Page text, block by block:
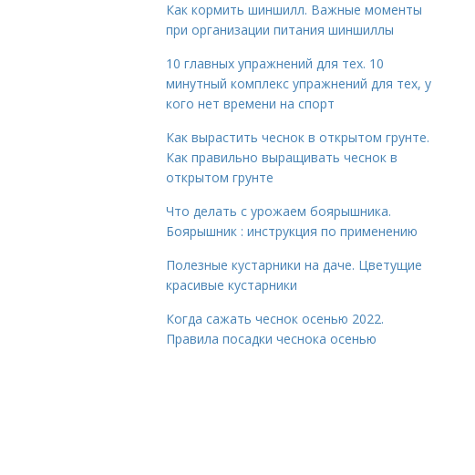
Как кормить шиншилл. Важные моменты
при организации питания шиншиллы
10 главных упражнений для тех. 10
минутный комплекс упражнений для тех, у
кого нет времени на спорт
Как вырастить чеснок в открытом грунте.
Как правильно выращивать чеснок в
открытом грунте
Что делать с урожаем боярышника.
Боярышник : инструкция по применению
Полезные кустарники на даче. Цветущие
красивые кустарники
Когда сажать чеснок осенью 2022.
Правила посадки чеснока осенью